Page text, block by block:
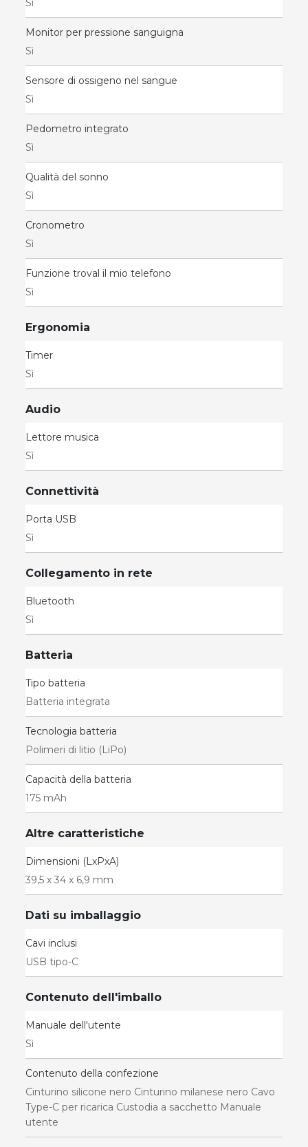
Sì
Monitor per pressione sanguigna
Sì
Sensore di ossigeno nel sangue
Sì
Pedometro integrato
Sì
Qualità del sonno
Sì
Cronometro
Sì
Funzione troval il mio telefono
Sì
Ergonomia
Timer
Sì
Audio
Lettore musica
Sì
Connettività
Porta USB
Sì
Collegamento in rete
Bluetooth
Sì
Batteria
Tipo batteria
Batteria integrata
Tecnologia batteria
Polimeri di litio (LiPo)
Capacità della batteria
175 mAh
Altre caratteristiche
Dimensioni (LxPxA)
39,5 x 34 x 6,9 mm
Dati su imballaggio
Cavi inclusi
USB tipo-C
Contenuto dell'imballo
Manuale dell'utente
Sì
Contenuto della confezione
Cinturino silicone nero Cinturino milanese nero Cavo
Type-C per ricarica Custodia a sacchetto Manuale
utente